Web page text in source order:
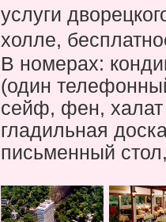
услуги
холле,
В номерах:
(один
сейф, фен, халат
гладильная
письменный